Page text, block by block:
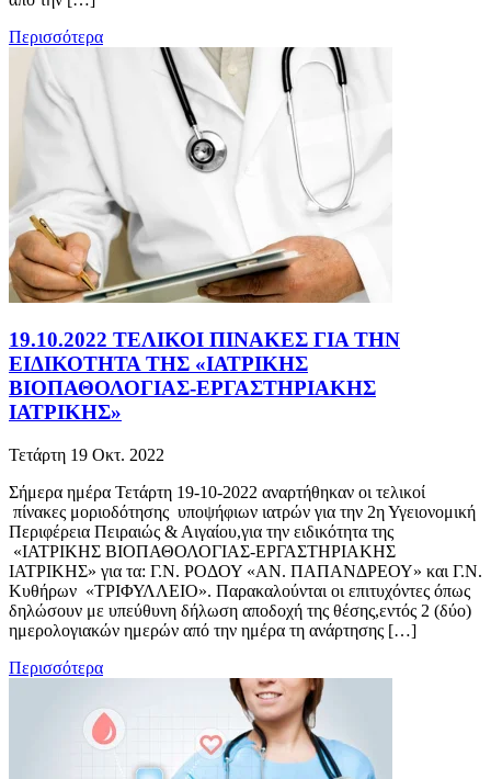
Περισσότερα
19.10.2022 ΤΕΛΙΚΟΙ ΠΙΝΑΚΕΣ ΓΙΑ ΤΗΝ
ΕΙΔΙΚΟΤΗΤΑ ΤΗΣ «ΙΑΤΡΙΚΗΣ
ΒΙΟΠΑΘΟΛΟΓΙΑΣ-ΕΡΓΑΣΤΗΡΙΑΚΗΣ
ΙΑΤΡΙΚΗΣ»
Τετάρτη 19 Οκτ. 2022
Σήμερα ημέρα Τετάρτη 19-10-2022 αναρτήθηκαν οι τελικοί
πίνακες μοριοδότησης υποψήφιων ιατρών για την 2η Υγειονομική
Περιφέρεια Πειραιώς & Αιγαίου,για την ειδικότητα της
«ΙΑΤΡΙΚΗΣ ΒΙΟΠΑΘΟΛΟΓΙΑΣ-ΕΡΓΑΣΤΗΡΙΑΚΗΣ
ΙΑΤΡΙΚΗΣ» για τα: Γ.Ν. ΡΟΔΟΥ «ΑΝ. ΠΑΠΑΝΔΡΕΟΥ» και Γ.Ν.
Κυθήρων «ΤΡΙΦΥΛΛΕΙΟ». Παρακαλούνται οι επιτυχόντες όπως
δηλώσουν με υπεύθυνη δήλωση αποδοχή της θέσης,εντός 2 (δύο)
ημερολογιακών ημερών από την ημέρα τη ανάρτησης […]
Περισσότερα